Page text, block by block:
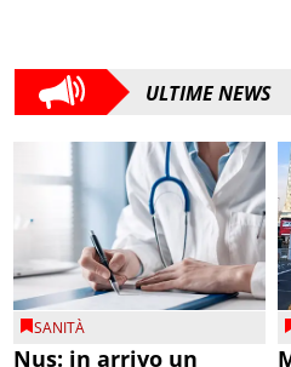
ULTIME NEWS
SANITÀ
Nus: in arrivo un